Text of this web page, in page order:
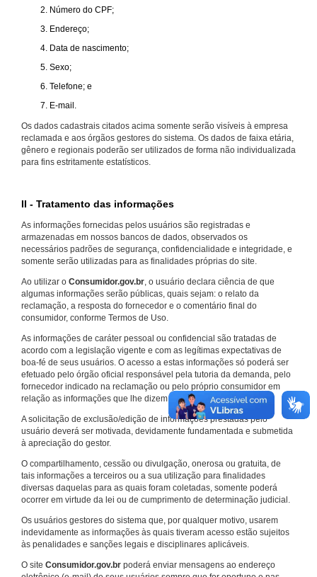
Número do CPF;
Endereço;
Data de nascimento;
Sexo;
Telefone; e
E-mail.
Os dados cadastrais citados acima somente serão visíveis à empresa
reclamada e aos órgãos gestores do sistema. Os dados de faixa etária,
gênero e regionais poderão ser utilizados de forma não individualizada
para fins estritamente estatísticos.
II - Tratamento das informações
As informações fornecidas pelos usuários são registradas e
armazenadas em nossos bancos de dados, observados os
necessários padrões de segurança, confidencialidade e integridade, e
somente serão utilizadas para as finalidades próprias do site.
Ao utilizar o Consumidor.gov.br, o usuário declara ciência de que
algumas informações serão públicas, quais sejam: o relato da
reclamação, a resposta do fornecedor e o comentário final do
consumidor, conforme Termos de Uso.
As informações de caráter pessoal ou confidencial são tratadas de
acordo com a legislação vigente e com as legítimas expectativas de
boa-fé de seus usuários. O acesso a estas informações só poderá ser
efetuado pelo órgão oficial responsável pela tutoria da demanda, pelo
fornecedor indicado na reclamação ou pelo próprio consumidor em
relação as informações que lhe dizem respeito.
A solicitação de exclusão/edição de informações prestadas pelo
usuário deverá ser motivada, devidamente fundamentada e submetida
à apreciação do gestor.
O compartilhamento, cessão ou divulgação, onerosa ou gratuita, de
tais informações a terceiros ou a sua utilização para finalidades
diversas daquelas para as quais foram coletadas, somente poderá
ocorrer em virtude da lei ou de cumprimento de determinação judicial.
Os usuários gestores do sistema que, por qualquer motivo, usarem
indevidamente as informações às quais tiveram acesso estão sujeitos
às penalidades e sanções legais e disciplinares aplicáveis.
O site Consumidor.gov.br poderá enviar mensagens ao endereço